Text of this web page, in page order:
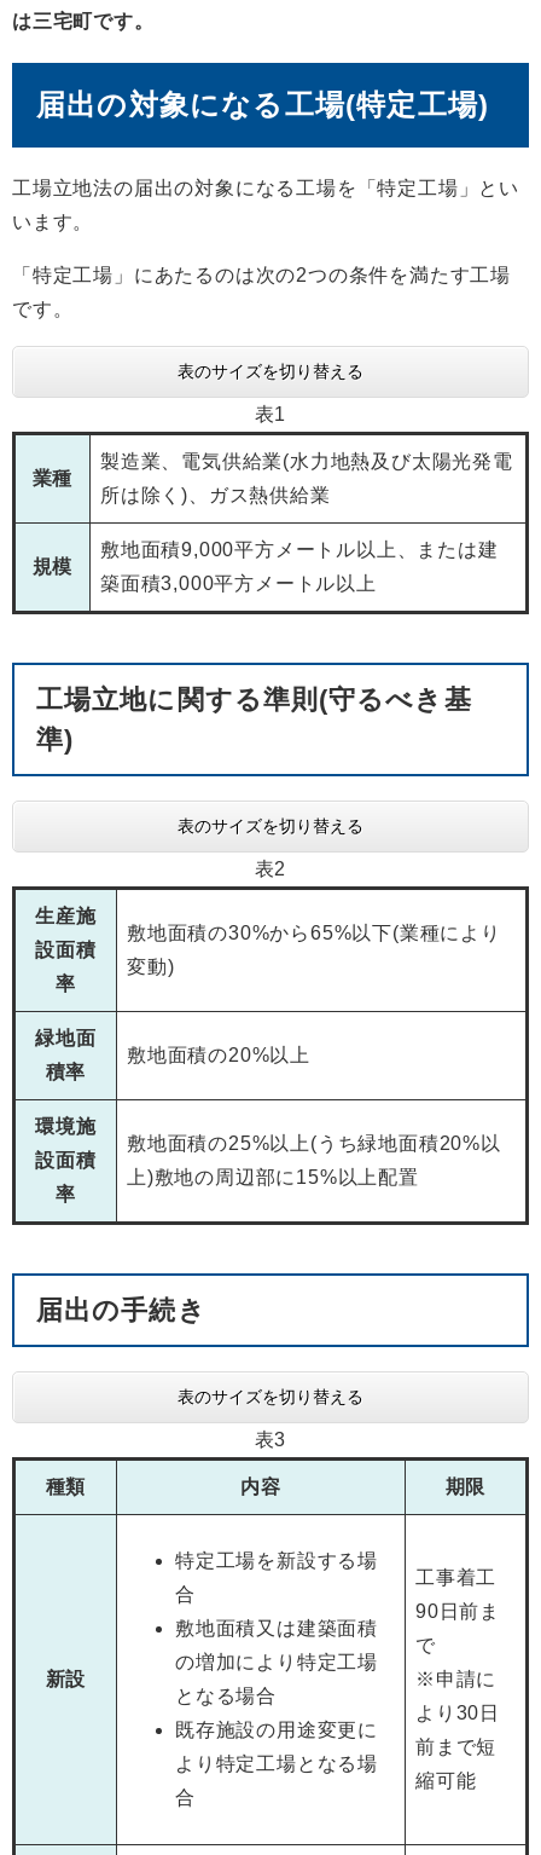
は三宅町です。
届出の対象になる工場(特定工場)
工場立地法の届出の対象になる工場を「特定工場」とい
います。
「特定工場」にあたるのは次の2つの条件を満たす工場
です。
表のサイズを切り替える
表1
業種
製造業、電気供給業(水力地熱及び太陽光発電
所は除く)、ガス熱供給業
規模
敷地面積9,000平方メートル以上、または建
築面積3,000平方メートル以上
工場立地に関する準則(守るべき基
準)
表のサイズを切り替える
表2
生産施
設面積
率
敷地面積の30%から65%以下(業種により
変動)
緑地面
積率
敷地面積の20%以上
環境施
設面積
率
敷地面積の25%以上(うち緑地面積20%以
上)敷地の周辺部に15%以上配置
届出の手続き
表のサイズを切り替える
表3
種類 内容 期限
新設
特定工場を新設する場
合
敷地面積又は建築面積
の増加により特定工場
となる場合
既存施設の用途変更に
より特定工場となる場
合
工事着工
90日前ま
で
※申請に
より30日
前まで短
縮可能